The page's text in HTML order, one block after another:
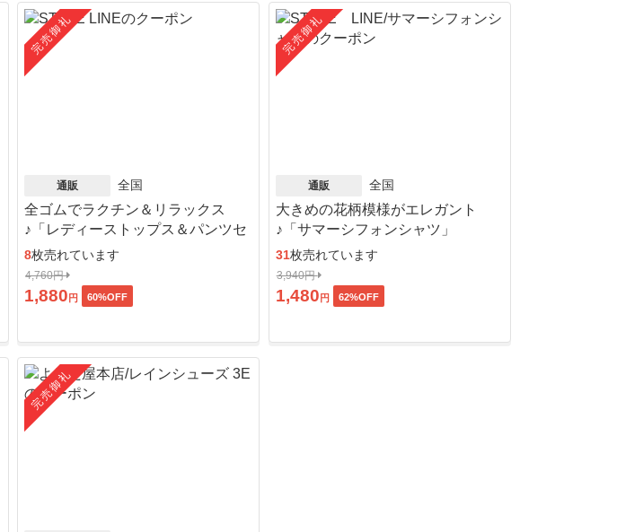
完売御礼
通販 全国
全ゴムでラクチン＆リラックス
♪「レディーストップス＆パンツセ
ット」
8枚売れています
4,760円
1,880 円 60%OFF
完売御礼
通販 全国
大きめの花柄模様がエレガント
♪「サマーシフォンシャツ」
31枚売れています
3,940円
1,480 円 62%OFF
完売御礼